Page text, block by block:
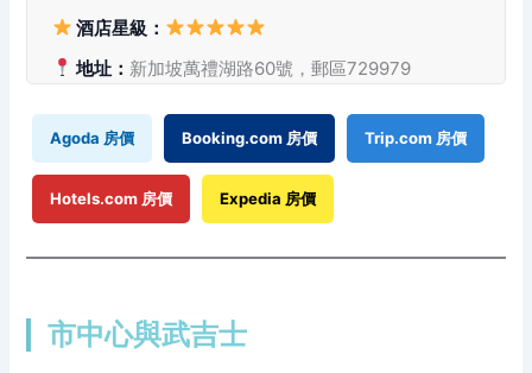
酒店星級：
地址： 新加坡萬禮湖路60號，郵區729979
Agoda 房價 Booking.com 房價 Trip.com 房價
Hotels.com 房價 Expedia 房價
市中心與武吉士